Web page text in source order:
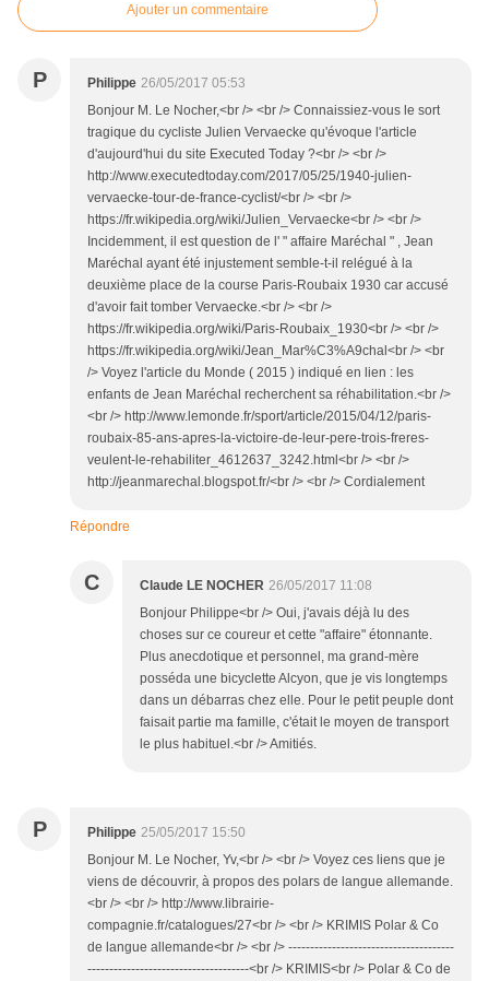
Ajouter un commentaire
P Philippe 26/05/2017 05:53
Bonjour M. Le Nocher,<br /> <br /> Connaissiez-vous le sort
tragique du cycliste Julien Vervaecke qu'évoque l'article
d'aujourd'hui du site Executed Today ?<br /> <br />
http://www.executedtoday.com/2017/05/25/1940-julien-
vervaecke-tour-de-france-cyclist/<br /> <br />
https://fr.wikipedia.org/wiki/Julien_Vervaecke<br /> <br />
Incidemment, il est question de l' " affaire Maréchal " , Jean
Maréchal ayant été injustement semble-t-il relégué à la
deuxième place de la course Paris-Roubaix 1930 car accusé
d'avoir fait tomber Vervaecke.<br /> <br />
https://fr.wikipedia.org/wiki/Paris-Roubaix_1930<br /> <br />
https://fr.wikipedia.org/wiki/Jean_Mar%C3%A9chal<br /> <br
/> Voyez l'article du Monde ( 2015 ) indiqué en lien : les
enfants de Jean Maréchal recherchent sa réhabilitation.<br />
<br /> http://www.lemonde.fr/sport/article/2015/04/12/paris-
roubaix-85-ans-apres-la-victoire-de-leur-pere-trois-freres-
veulent-le-rehabiliter_4612637_3242.html<br /> <br />
http://jeanmarechal.blogspot.fr/<br /> <br /> Cordialement
Répondre
C Claude LE NOCHER 26/05/2017 11:08
Bonjour Philippe<br /> Oui, j'avais déjà lu des
choses sur ce coureur et cette "affaire" étonnante.
Plus anecdotique et personnel, ma grand-mère
posséda une bicyclette Alcyon, que je vis longtemps
dans un débarras chez elle. Pour le petit peuple dont
faisait partie ma famille, c'était le moyen de transport
le plus habituel.<br /> Amitiés.
P Philippe 25/05/2017 15:50
Bonjour M. Le Nocher, Yv,<br /> <br /> Voyez ces liens que je
viens de découvrir, à propos des polars de langue allemande.
<br /> <br /> http://www.librairie-
compagnie.fr/catalogues/27<br /> <br /> KRIMIS Polar & Co
de langue allemande<br /> <br /> --------------------------------------
-------------------------------------<br /> KRIMIS<br /> Polar & Co de